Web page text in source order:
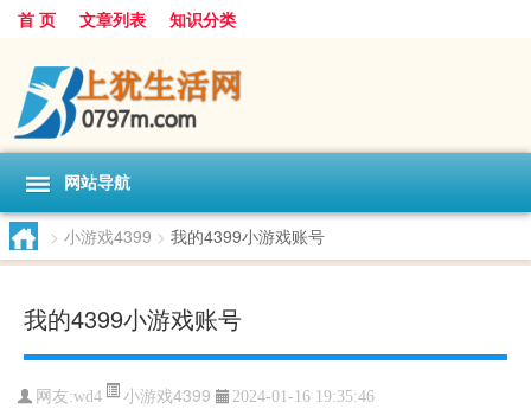
首 页 文章列表 知识分类
网站导航
> 小游戏4399 > 我的4399小游戏账号
我的4399小游戏账号
网友:wd4 小游戏4399 2024-01-16 19:35:46